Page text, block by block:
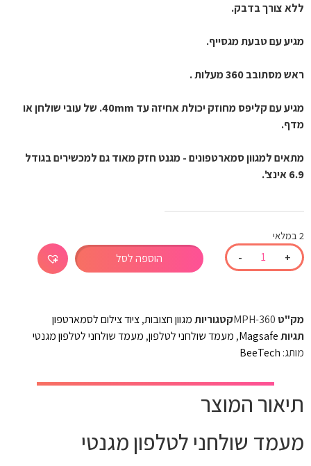
ללא צורך בדבק.
מגיע עם טבעת מגסייף.
ראש מסתובב 360 מעלות .
מדף.
6.9 אינצ'.
2 במלאי
+
- הוספה לסל
מק"ט MPH-360קטגוריותמגוון חצובות,ציוד צילום לסמארטפון
תגיותMagsafe
, מעמד שולחני לטלפון, מעמד שולחני לטלפון מגנטי
מותג: BeeTech
תיאור המוצר
מעמד שולחני לטלפון מגנטי